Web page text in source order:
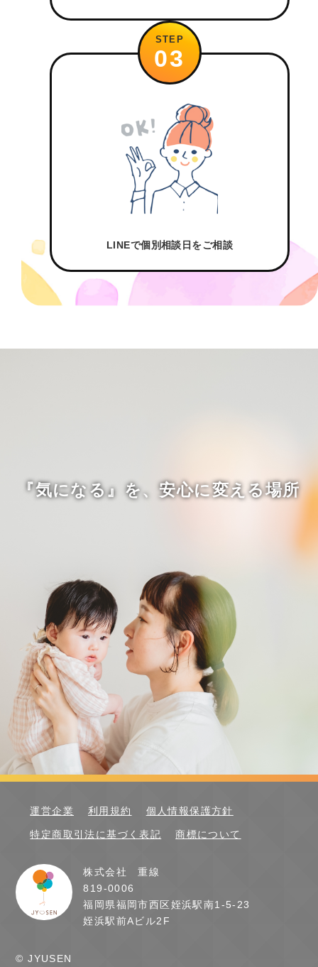
STEP
03
LINEで個別相談日をご相談
『気になる』を、安心に変える場所
運営企業 利用規約 個人情報保護方針
特定商取引法に基づく表記 商標について
株式会社 重線
819-0006
福岡県福岡市西区姪浜駅南1-5-23
姪浜駅前Aビル2F
© JYUSEN